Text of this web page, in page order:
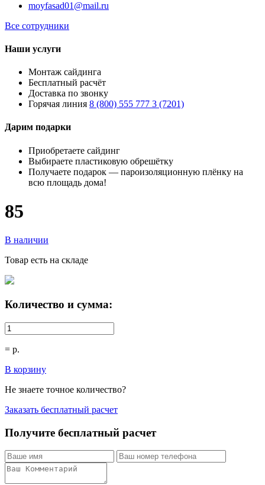
moyfasad01@mail.ru
Все сотрудники
Наши услуги
Монтаж сайдинга
Бесплатный расчёт
Доставка по звонку
Горячая линия 8 (800) 555 777 3 (7201)
Дарим подарки
Приобретаете сайдинг
Выбираете пластиковую обрешётку
Получаете подарок — пароизоляционную плёнку на
всю площадь дома!
85
В наличии
Товар есть на складе
Количество и сумма:
= р.
В корзину
Не знаете точное количество?
Заказать бесплатный расчет
Получите бесплатный расчет